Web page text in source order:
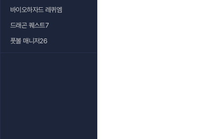
바이오하자드 레퀴엠
드래곤 퀘스트7
풋볼 매니저26